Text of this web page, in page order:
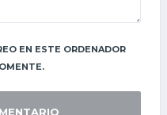
EN ESTE ORDENADOR